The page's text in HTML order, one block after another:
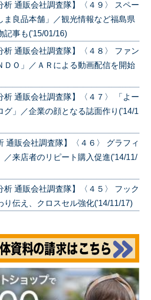
析 通販会社調査隊】〈４９〉 スペー
ま良品本舗」／観光情報など福島県
記事も('15/01/16)
析 通販会社調査隊】〈４８〉 ファン
ＤＯ」／ＡＲによる動画配信を開始
析 通販会社調査隊】〈４７〉 「よー
グ」／企業の顔となる誌面作り('14/1
通販会社調査隊】〈４６〉 グラフィ
／来店者のリピート購入促進('14/11/
析 通販会社調査隊】〈４５〉 フック
り伝え、クロスセル強化('14/11/17)